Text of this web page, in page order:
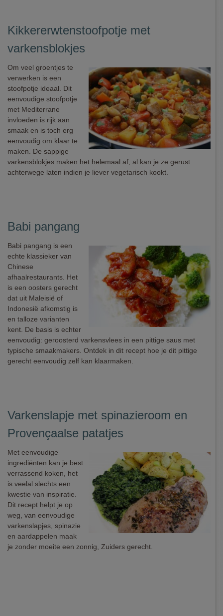
Kikkererwtenstoofpotje met
varkensblokjes
Om veel groentjes te
verwerken is een
stoofpotje ideaal. Dit
eenvoudige stoofpotje
met Mediterrane
invloeden is rijk aan
smaak en is toch erg
eenvoudig om klaar te
maken. De sappige
varkensblokjes maken het helemaal af, al kan je ze gerust
achterwege laten indien je liever vegetarisch kookt.
Babi pangang
Babi pangang is een
echte klassieker van
Chinese
afhaalrestaurants. Het
is een oosters gerecht
dat uit Maleisië of
Indonesië afkomstig is
en talloze varianten
kent. De basis is echter
eenvoudig: geroosterd varkensvlees in een pittige saus met
typische smaakmakers. Ontdek in dit recept hoe je dit pittige
gerecht eenvoudig zelf kan klaarmaken.
Varkenslapje met spinazieroom en
Provençaalse patatjes
Met eenvoudige
ingrediënten kan je best
verrassend koken, het
is veelal slechts een
kwestie van inspiratie.
Dit recept helpt je op
weg, van eenvoudige
varkenslapjes, spinazie
en aardappelen maak
je zonder moeite een zonnig, Zuiders gerecht.